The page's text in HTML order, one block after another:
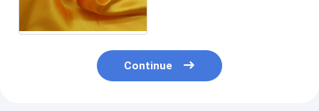
Continue